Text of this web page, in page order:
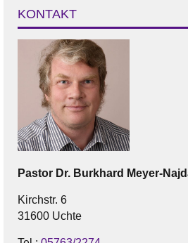
KONTAKT
Pastor Dr. Burkhard Meyer-
Kirchstr. 6
31600 Uchte